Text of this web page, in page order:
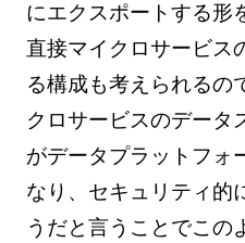
にエクスポートする形
直接マイクロサービス
る構成も考えられるの
クロサービスのデータ
がデータプラットフォ
なり、セキュリティ的
うだと言うことでこの